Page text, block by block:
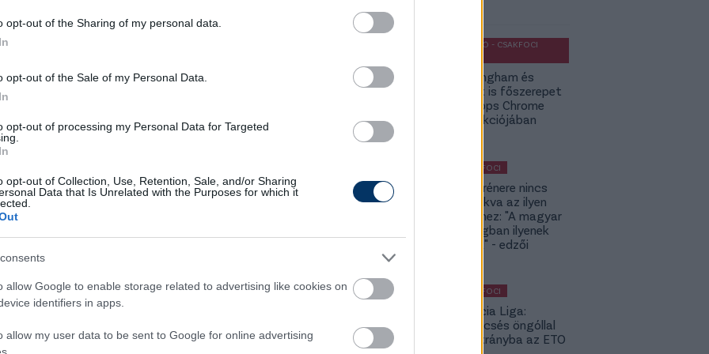
opt-out of the Sharing of my personal data.
opt-out of the Sale of my Personal Data.
opt-out of processing my Personal Data for Targeted
opt-out of Collection, Use, Retention, Sale, and/or Sharing
Data that Is Unrelated with the Purposes for which it
allow Google to enable storage related to advertising like cookies on
identifiers in apps.
allow my user data to be sent to Google for online advertising
akár már a télen elkelhetEnis Bardhi
a Szpartak Moszkva 13 millió eurós
spanyol klub a topligák egyik
lehetséges klubváltásról beszámoló
Bardhit a Szpartak mellett a Valencia és
is foglalkoztató RB Leipzig is vinné,
nem keresték meg a csapatát.
a Levantéhoz, az akkori hírek szerint 1,5
kerestek már pluszban az eladásával
jár-e esetleg még valami az NB I-es
voltak ilyen hírek).
(illetve két év további opció is szerepel a
OLDALHÁLÓ - CSAKFOCI
Jude Bellingham és
Budapest is főszerepet
kap a Topps Chrome
UCC kollekciójában
KÜLFÖLDI FOCI
A DVSC trénere nincs
hozzászokva az ilyen
meccsekhez: "A magyar
bajnokságban ilyenek
nincsenek" - edzői
KÜLFÖLDI FOCI
Konferencia Liga:
Balszerencsés öngóllal
került hátrányba az ETO